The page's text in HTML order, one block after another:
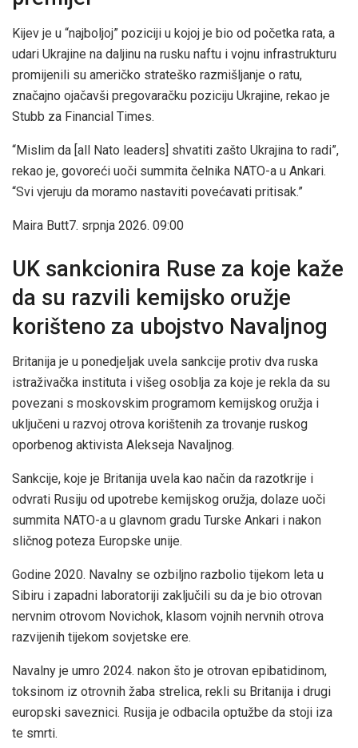
Kijev je u “najboljoj” poziciji u kojoj je bio od početka rata, a
udari Ukrajine na daljinu na rusku naftu i vojnu infrastrukturu
promijenili su američko strateško razmišljanje o ratu,
značajno ojačavši pregovaračku poziciju Ukrajine, rekao je
Stubb za Financial Times.
“Mislim da [all Nato leaders] shvatiti zašto Ukrajina to radi”,
rekao je, govoreći uoči summita čelnika NATO-a u Ankari.
“Svi vjeruju da moramo nastaviti povećavati pritisak.”
Maira Butt7. srpnja 2026. 09:00
UK sankcionira Ruse za koje kaže
da su razvili kemijsko oružje
korišteno za ubojstvo Navaljnog
Britanija je u ponedjeljak uvela sankcije protiv dva ruska
istraživačka instituta i višeg osoblja za koje je rekla da su
povezani s moskovskim programom kemijskog oružja i
uključeni u razvoj otrova korištenih za trovanje ruskog
oporbenog aktivista Alekseja Navaljnog.
Sankcije, koje je Britanija uvela kao način da razotkrije i
odvrati Rusiju od upotrebe kemijskog oružja, dolaze uoči
summita NATO-a u glavnom gradu Turske Ankari i nakon
sličnog poteza Europske unije.
Godine 2020. Navalny se ozbiljno razbolio tijekom leta u
Sibiru i zapadni laboratoriji zaključili su da je bio otrovan
nervnim otrovom Novichok, klasom vojnih nervnih otrova
razvijenih tijekom sovjetske ere.
Navalny je umro 2024. nakon što je otrovan epibatidinom,
toksinom iz otrovnih žaba strelica, rekli su Britanija i drugi
europski saveznici. Rusija je odbacila optužbe da stoji iza
te smrti.